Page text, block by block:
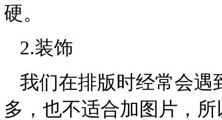
硬。
2.装饰
我们在排版时经常会遇
多，也不适合加图片，